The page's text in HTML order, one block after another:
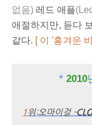
없음) 레드 애플
애절하지만, 듣다
같다. [ 이 '흥겨운
* 2010
1위:오마이걸 -